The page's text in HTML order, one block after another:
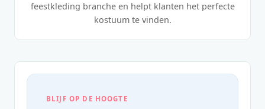
feestkleding branche en helpt klanten het perfecte
kostuum te vinden.
BLIJF OP DE HOOGTE